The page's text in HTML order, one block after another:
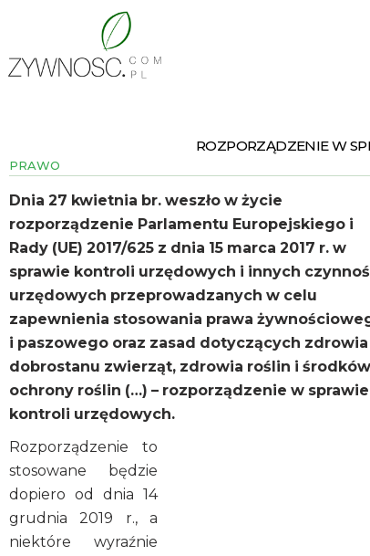
ROZPORZĄDZENIE W
PRAWO
Dnia 27 kwietnia br. weszło w życie
rozporządzenie Parlamentu Europejskiego i
Rady (UE) 2017/625 z dnia 15 marca 2017 r. w
sprawie kontroli urzędowych i innych
urzędowych przeprowadzanych w celu
zapewnienia stosowania prawa
i paszowego oraz zasad dotyczących zdrowia
dobrostanu zwierząt, zdrowia roślin i środków
ochrony roślin (…) – rozporządzenie w sprawie
kontroli urzędowych.
Rozporządzenie to
stosowane będzie
dopiero od dnia 14
grudnia 2019 r., a
niektóre wyraźnie